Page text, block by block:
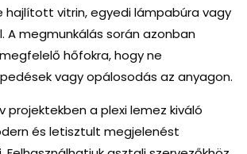
hajlított vitrin, egyedi lámpabúra vagy
A megmunkálás során azonban
hőfokra, hogy ne
vagy opálosodás az anyagon.
projektekben a plexi lemez kiváló
és letisztult megjelenést